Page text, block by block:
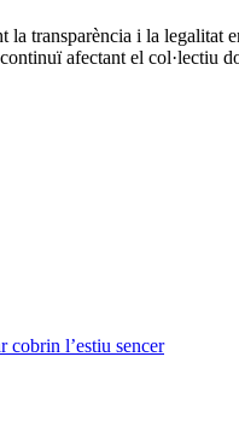
transparència i la legalitat
afectant el col·lectiu
cobrin l’estiu sencer